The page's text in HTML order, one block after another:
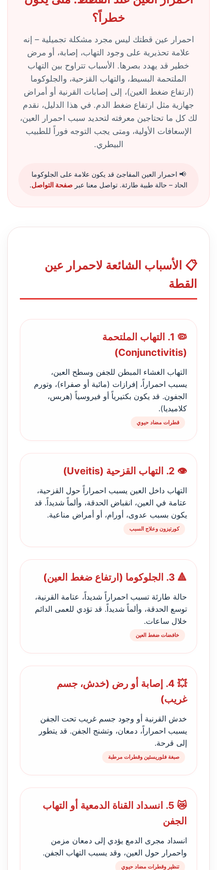
خطراً؟
احمرار عين قطتك ليس مجرد مشكلة تجميلية – إنه
علامة تحذيرية على وجود التهاب، إصابة، أو مرض
خطير قد يهدد بصرها. الأسباب تتراوح بين التهاب
الملتحمة البسيط، والتهاب القزحية، والجلوكوما
(ارتفاع ضغط العين)، إلى إصابات القرنية أو أمراض
جهازية مثل ارتفاع ضغط الدم. في هذا الدليل، نقدم
لك كل ما تحتاجين معرفته لتحديد سبب احمرار العين،
الإسعافات الأولية، ومتى يجب التوجه فوراً للطبيب
البيطري.
📢 احمرار العين المفاجئ قد يكون علامة على الجلوكوما
الحاد – حالة طبية طارئة. تواصل معنا عبر صفحة التواصل.
📋 الأسباب الشائعة لاحمرار عين
القطة
🦠 1. التهاب الملتحمة
(Conjunctivitis)
التهاب الغشاء المبطن للجفن وسطح العين،
يسبب احمراراً، إفرازات (مائية أو صفراء)، وتورم
الجفون. قد يكون بكتيرياً أو فيروسياً (هربس،
كلاميديا).
قطرات مضاد حيوي
👁️ 2. التهاب القزحية (Uveitis)
التهاب داخل العين يسبب احمراراً حول القزحية،
عتامة في العين، انقباض الحدقة، وألماً شديداً. قد
يكون بسبب عدوى، أورام، أو أمراض مناعية.
كورتيزون وعلاج السبب
🔺 3. الجلوكوما (ارتفاع ضغط العين)
حالة طارئة تسبب احمراراً شديداً، عتامة القرنية،
توسع الحدقة، وألماً شديداً. قد تؤدي للعمى الدائم
خلال ساعات.
خافضات ضغط العين
💥 4. إصابة أو رض (خدش، جسم
غريب)
خدش القرنية أو وجود جسم غريب تحت الجفن
يسبب احمراراً، دمعان، وتشنج الجفن. قد يتطور
إلى قرحة.
صبغة فلوريسئين وقطرات مرطبة
😿 5. انسداد القناة الدمعية أو التهاب
الجفن
انسداد مجرى الدمع يؤدي إلى دمعان مزمن
واحمرار حول العين، وقد يسبب التهاب الجفن.
تنظير وقطرات مضاد حيوي